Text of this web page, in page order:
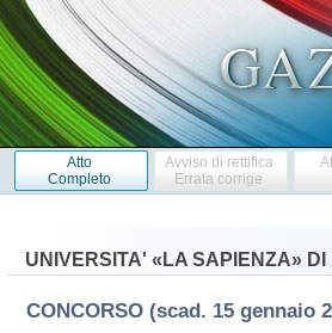
Atto
Completo
Avviso di rettifica
Errata corrige
UNIVERSITA' «LA SAPIENZA» DI
CONCORSO (scad. 15 gennaio